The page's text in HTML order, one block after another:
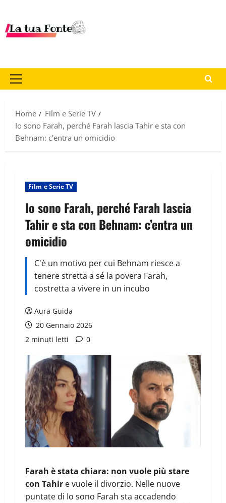
Home
Film e Serie TV
Io sono Farah, perché Farah lascia Tahir e sta con
Behnam: c’entra un omicidio
Film e Serie TV
Io sono Farah, perché Farah lascia
Tahir e sta con Behnam: c’entra un
omicidio
C'è un motivo per cui Behnam riesce a
tenere stretta a sé la povera Farah,
costretta a vivere in un incubo
Aura Guida
20 Gennaio 2026
2 minuti letti
0
Farah è stata chiara: non vuole più stare
con Tahir e vuole il divorzio. Nelle nuove
puntate di Io sono Farah sta accadendo